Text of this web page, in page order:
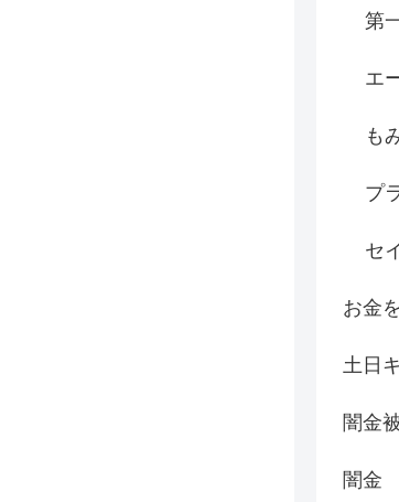
第
エ
も
プ
セ
お金
土日
闇金
闇金